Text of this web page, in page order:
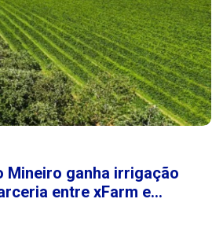
Mineiro ganha irrigação
entre xFarm e